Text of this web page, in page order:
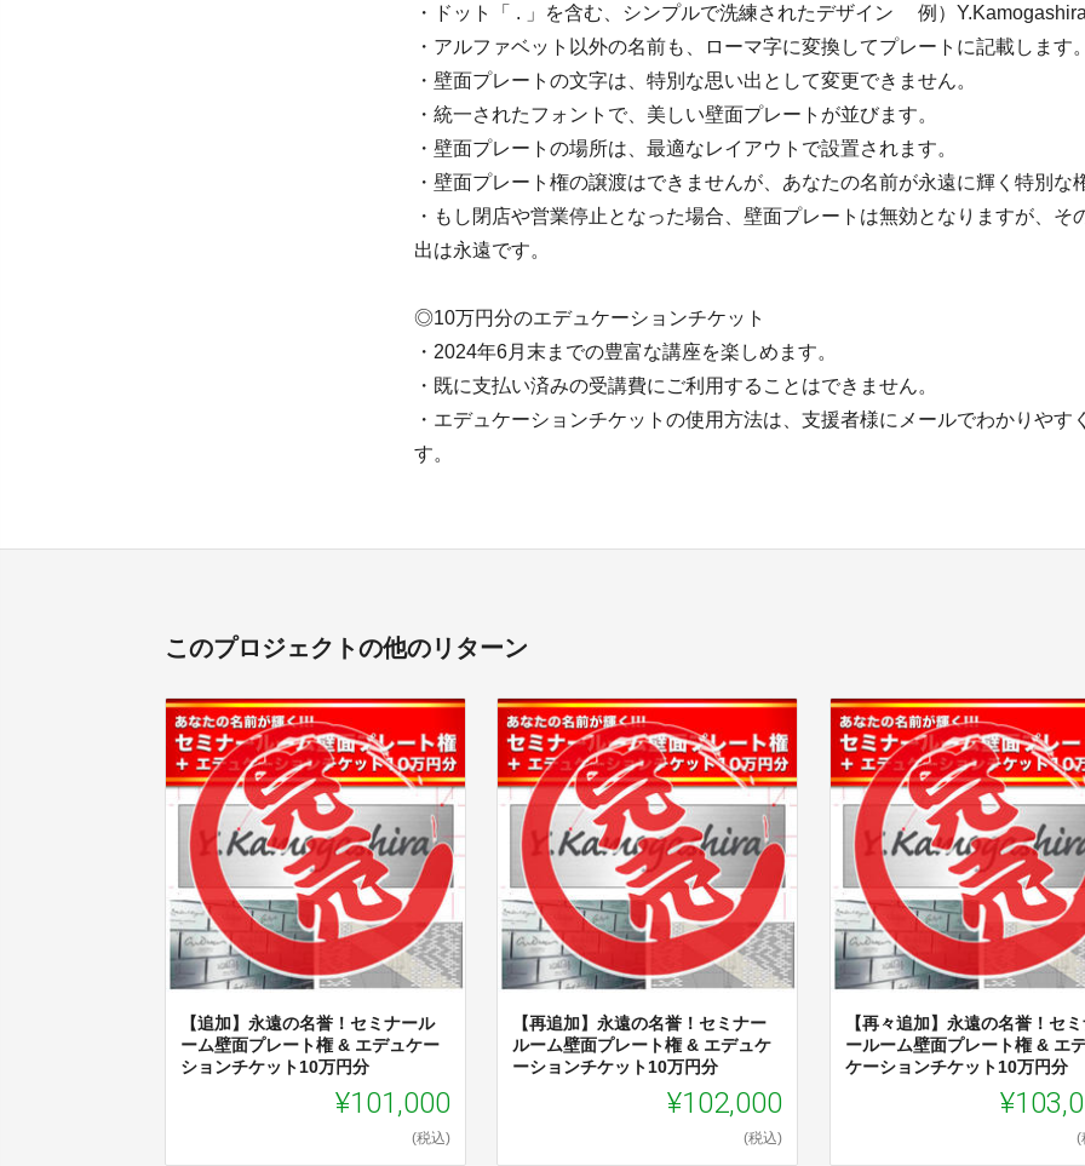
・ドット「 . 」を含む、シンプルで洗練されたデザイン 例）Y.Kamogashira
・アルファベット以外の名前も、ローマ字に変換してプレートに記載します。
・壁面プレートの文字は、特別な思い出として変更できません。
・統一されたフォントで、美しい壁面プレートが並びます。
・壁面プレートの場所は、最適なレイアウトで設置されます。
・壁面プレート権の譲渡はできませんが、あなたの名前が永遠に輝く特別な
・もし閉店や営業停止となった場合、壁面プレートは無効となりますが、そ
出は永遠です。
◎10万円分のエデュケーションチケット
・2024年6月末までの豊富な講座を楽しめます。
・既に支払い済みの受講費にご利用することはできません。
・エデュケーションチケットの使用方法は、支援者様にメールでわかりやす
す。
このプロジェクトの他のリターン
【追加】永遠の名誉！セミナール
ーム壁面プレート権 & エデュケー
ションチケット10万円分
¥101,000
(税込)
【再追加】永遠の名誉！セミナー
ルーム壁面プレート権 & エデュケ
ーションチケット10万円分
¥102,000
(税込)
【再々追加】永遠の名誉！セ
ールーム壁面プレート権 & エ
ケーションチケット10万円分
(